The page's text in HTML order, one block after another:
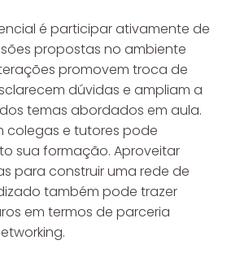
é participar ativamente de
propostas no ambiente
promovem troca de
dúvidas e ampliam a
temas abordados em aula.
colegas e tutores pode
sua formação. Aproveitar
para construir uma rede de
também pode trazer
em termos de parceria